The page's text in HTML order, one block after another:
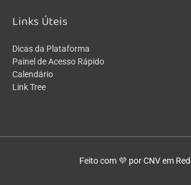
Links Úteis
Dicas da Plataforma
Painel de Acesso Rápido
Calendário
Link Tree
Feito com 💜 por CNV em